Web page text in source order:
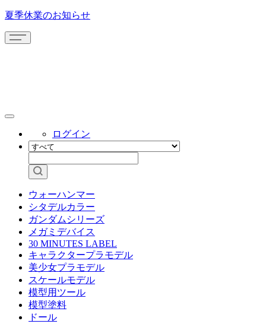
夏季休業のお知らせ
ログイン
ウォーハンマー
シタデルカラー
ガンダムシリーズ
メガミデバイス
30 MINUTES LABEL
キャラクタープラモデル
美少女プラモデル
スケールモデル
模型用ツール
模型塗料
ドール